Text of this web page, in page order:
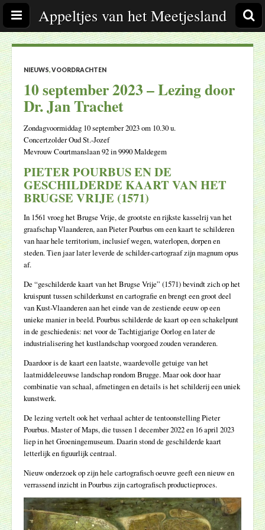
Appeltjes van het Meetjesland
NIEUWS,VOORDRACHTEN
10 september 2023 – Lezing door
Dr. Jan Trachet
Zondagvoormiddag 10 september 2023 om 10.30 u.
Concertzolder Oud St.-Jozef
Mevrouw Courtmanslaan 92 in 9990 Maldegem
PIETER POURBUS EN DE
GESCHILDERDE KAART VAN HET
BRUGSE VRIJE (1571)
In 1561 vroeg het Brugse Vrije, de grootste en rijkste kasselrij van het
graafschap Vlaanderen, aan Pieter Pourbus om een kaart te schilderen
van haar hele territorium, inclusief wegen, waterlopen, dorpen en
steden. Tien jaar later leverde de schilder-cartograaf zijn magnum opus
af.
De “geschilderde kaart van het Brugse Vrije” (1571) bevindt zich op het
kruispunt tussen schilderkunst en cartografie en brengt een groot deel
van Kust-Vlaanderen aan het einde van de zestiende eeuw op een
unieke manier in beeld. Pourbus schilderde de kaart op een schakelpunt
in de geschiedenis: net voor de Tachtigjarige Oorlog en later de
industrialisering het kustlandschap voorgoed zouden veranderen.
Daardoor is de kaart een laatste, waardevolle getuige van het
laatmiddeleeuwse landschap rondom Brugge. Maar ook door haar
combinatie van schaal, afmetingen en details is het schilderij een uniek
kunstwerk.
De lezing vertelt ook het verhaal achter de tentoonstelling Pieter
Pourbus. Master of Maps, die tussen 1 december 2022 en 16 april 2023
liep in het Groeningemuseum. Daarin stond de geschilderde kaart
letterlijk en figuurlijk centraal.
Nieuw onderzoek op zijn hele cartografisch oeuvre geeft een nieuw en
verrassend inzicht in Pourbus zijn cartografisch productieproces.